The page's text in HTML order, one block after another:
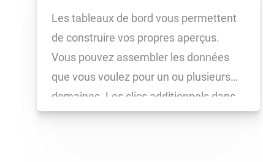
Les tableaux de bord vous permettent
de construire vos propres aperçus.
Vous pouvez assembler les données
que vous voulez pour un ou plusieurs
domaines. Les clics additionnels dans
la SISTRIX Toolbox deviennent